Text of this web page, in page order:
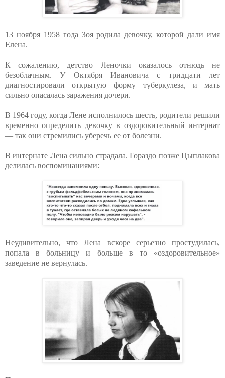
13 ноября 1958 года Зоя родила девочку, которой дали имя
Елена.
К сожалению, детство Леночки оказалось отнюдь не
безоблачным. У Октября Ивановича с тридцати лет
диагностировали открытую форму туберкулеза, и мать
сильно опасалась заражения дочери.
В 1964 году, когда Лене исполнилось шесть, родители решили
временно определить девочку в оздоровительный интернат
— так они стремились уберечь ее от болезни.
В интернате Лена сильно страдала. Гораздо позже Цыплакова
делилась воспоминаниями:
Неудивительно, что Лена вскоре серьезно простудилась,
попала в больницу и больше в то «оздоровительное»
заведение не вернулась.